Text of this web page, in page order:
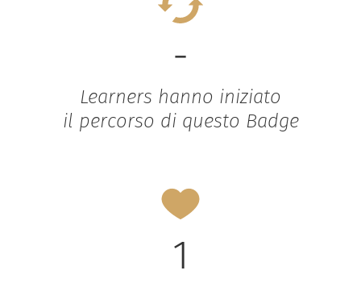
-
Learners hanno iniziato
il percorso di questo Badge
1